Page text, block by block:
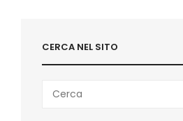
CERCA NEL SITO
for: